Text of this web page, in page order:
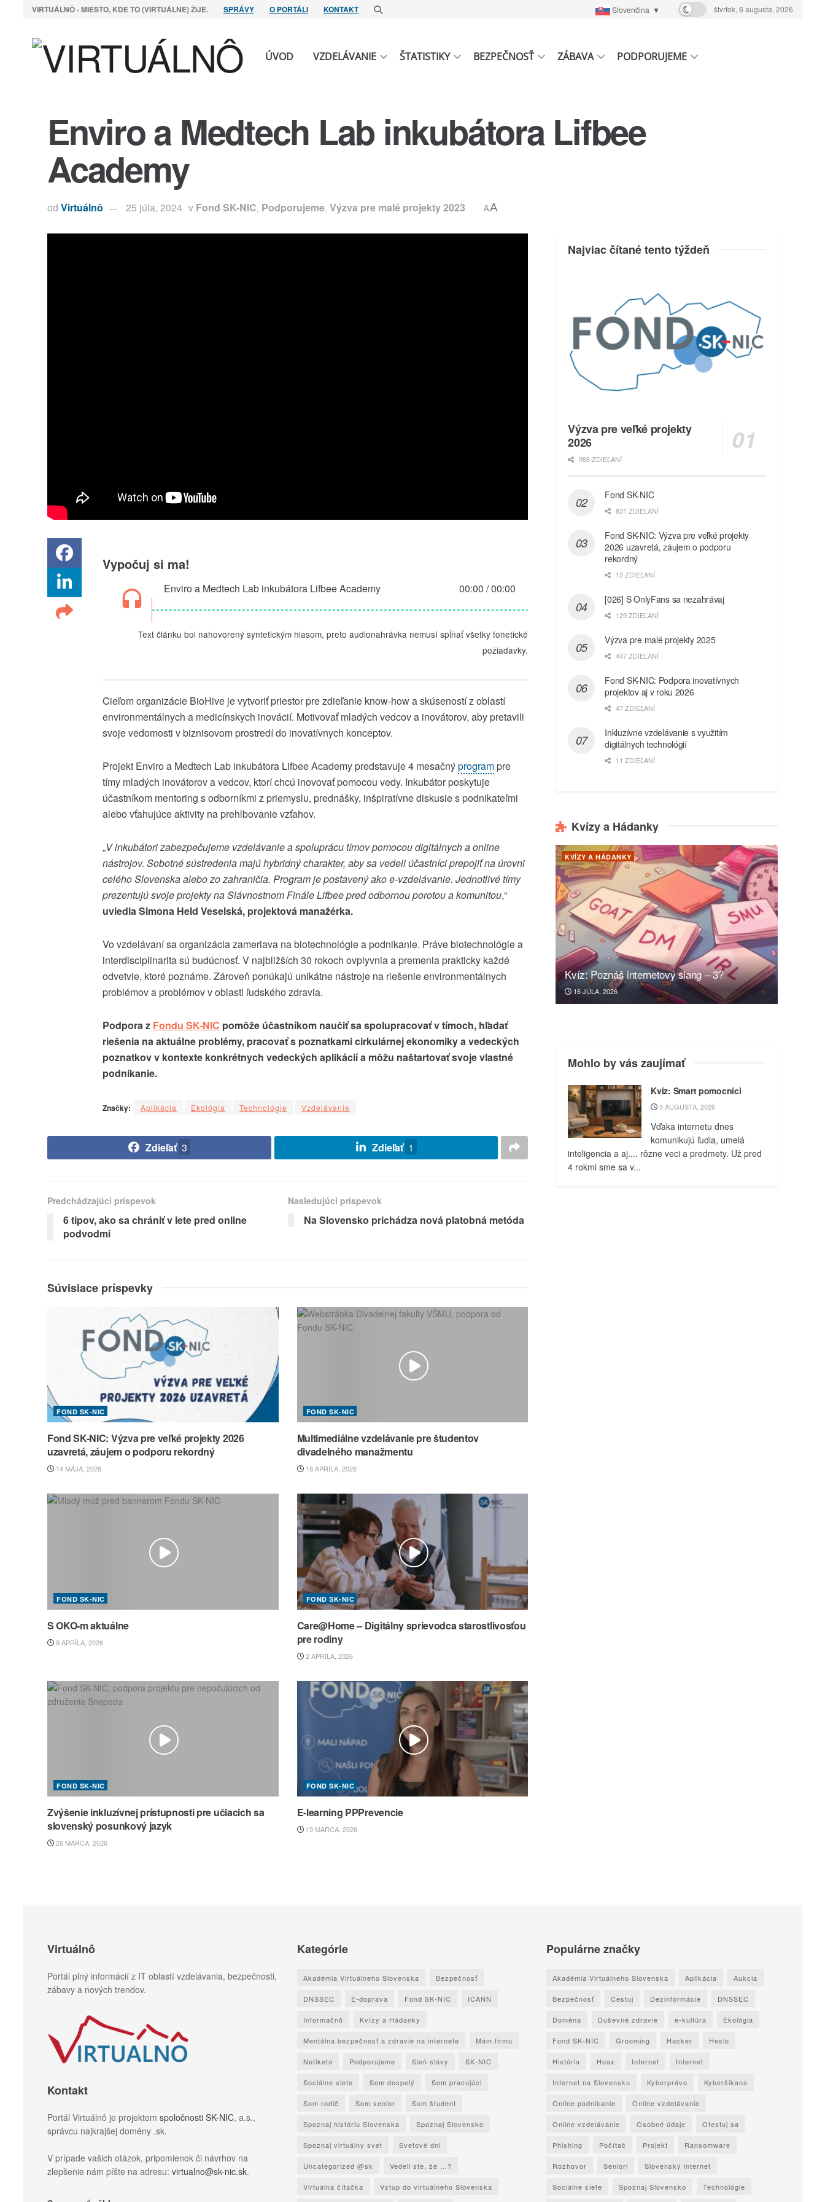
VIRTUÁLNÔ - MIESTO, KDE TO (VIRTUÁLNE) ŽIJE. SPRÁVY O PORTÁLI KONTAKT Slovenčina ▼ štvrtok, 6 augusta, 2026
ÚVOD VZDELÁVANIE ŠTATISTIKY BEZPEČNOSŤ ZÁBAVA PODPORUJEME
Enviro a Medtech Lab inkubátora Lifbee
Academy
od Virtuálnô 25 júla, 2024 v Fond SK-NIC, Podporujeme, Výzva pre malé projekty 2023 AA
Vypočuj si ma!
Enviro a Medtech Lab inkubátora Lifbee Academy 00:00 /00:00
Text článku bol nahovorený syntetickým hlasom, preto audionahrávka nemusí spĺňať všetky fonetické
požiadavky.
Cieľom organizácie BioHive je vytvoriť priestor pre zdieľanie know-how a skúseností z oblastí
environmentálnych a medicínskych inovácií. Motivovať mladých vedcov a inovátorov, aby pretavili
svoje vedomosti v biznisovom prostredí do inovatívnych konceptov.
Projekt Enviro a Medtech Lab inkubátora Lifbee Academy predstavuje 4 mesačnýprogrampre
tímy mladých inovátorov a vedcov, ktorí chcú inovovať pomocou vedy. Inkubátor poskytuje
účastníkom mentoring s odborníkmi z priemyslu, prednášky, inšpiratívne diskusie s podnikateľmi
alebo vťahujúce aktivity na prehlbovanie vzťahov.
„V inkubátori zabezpečujeme vzdelávanie a spoluprácu tímov pomocou digitálnych a online
nástrojov. Sobotné sústredenia majú hybridný charakter, aby sa vedeli účastníci prepojiť na úrovni
celého Slovenska alebo zo zahraničia. Program je postavený ako e-vzdelávanie. Jednotlivé tímy
prezentujú svoje projekty na Slávnostnom Finále Lifbee pred odbornou porotou a komunitou,“
uviedla Simona Held Veselská, projektová manažérka.
Vo vzdelávaní sa organizácia zameriava na biotechnológie a podnikanie. Práve biotechnológie a
interdisciplinarita sú budúcnosť. V najbližších 30 rokoch ovplyvnia a premenia prakticky každé
odvetvie, ktoré poznáme. Zároveň ponúkajú unikátne nástroje na riešenie environmentálnych
problémov a problémov v oblasti ľudského zdravia.
Podpora z Fondu SK-NIC pomôže účastníkom naučiť sa spolupracovať v tímoch, hľadať
riešenia na aktuálne problémy, pracovať s poznatkami cirkulárnej ekonomiky a vedeckých
poznatkov v kontexte konkrétnych vedeckých aplikácií a môžu naštartovať svoje vlastné
podnikanie.
Značky: Aplikácia Ekológia Technológie Vzdelávanie
Zdieľať 3 Zdieľať 1
Predchádzajúci príspevok
6 tipov, ako sa chrániť v lete pred online
podvodmi
Nasledujúci príspevok
Na Slovensko prichádza nová platobná metóda
Súvisiace príspevky
FOND SK-NIC
Fond SK-NIC: Výzva pre veľké projekty 2026
uzavretá, záujem o podporu rekordný
14 MÁJA, 2026
FOND SK-NIC
Multimediálne vzdelávanie pre študentov
divadelného manažmentu
16 APRÍLA, 2026
FOND SK-NIC
S OKO-m aktuálne
9 APRÍLA, 2026
FOND SK-NIC
Care@Home – Digitálny sprievodca starostlivosťou
pre rodiny
2 APRÍLA, 2026
FOND SK-NIC
Zvýšenie inkluzívnej prístupnosti pre učiacich sa
slovenský posunkový jazyk
26 MARCA, 2026
FOND SK-NIC
E-learning PPPrevencie
19 MARCA, 2026
Najviac čítané tento týždeň
Výzva pre veľké projekty
2026
988 ZDIEĽANÍ
Fond SK-NIC
831 ZDIEĽANÍ
Fond SK-NIC: Výzva pre veľké projekty
2026 uzavretá, záujem o podporu
rekordný
15 ZDIEĽANÍ
[026] S OnlyFans sa nezahrávaj
129 ZDIEĽANÍ
Výzva pre malé projekty 2025
447 ZDIEĽANÍ
Fond SK-NIC: Podpora inovatívnych
projektov aj v roku 2026
47 ZDIEĽANÍ
Inkluzívne vzdelávanie s využitím
digitálnych technológií
11 ZDIEĽANÍ
Kvízy a Hádanky
KVÍZY A HÁDANKY
Kvíz: Poznáš internetový slang – 3?
16 JÚLA, 2026
Mohlo by vás zaujímať
Kvíz: Smart pomocníci
5 AUGUSTA, 2026
Vďaka internetu dnes
komunikujú ľudia, umelá
inteligencia a aj.... rôzne veci a predmety. Už pred
4 rokmi sme sa v...
Virtuálnô
Portál plný informácií z IT oblastí vzdelávania, bezpečnosti,
zábavy a nových trendov.
Kontakt
Portál Virtuálnô je projektom spoločnosti SK-NIC, a.s.,
správcu najkrajšej domény .sk.
V prípade vašich otázok, pripomienok či návrhov na
zlepšenie nám píšte na adresu: virtualno@sk-nic.sk.
Kategórie
Akadémia Virtuálneho Slovenska Bezpečnosť
DNSSEC E-doprava Fond SK-NIC ICANN
Informačnô Kvízy a Hádanky
Mentálna bezpečnosť a zdravie na internete Mám firmu
Netiketa Podporujeme Sieň slávy SK-NIC
Sociálne siete Som dospelý Som pracujúci
Som rodič Som senior Som študent
Spoznaj históriu Slovenska Spoznaj Slovensko
Spoznaj virtuálny svet Svetové dni
Uncategorized @sk Vedeli ste, že ...?
Virtuálna čítačka Vstup do virtuálneho Slovenska
Populárne značky
Akadémia Virtuálneho Slovenska Aplikácia Aukcia
Bezpečnosť Cestuj Dezinformácie DNSSEC
Doména Duševné zdravie e-kultúra Ekológia
Fond SK-NIC Grooming Hacker Heslo
História Hoax Internet Internet
Internet na Slovensku Kyberprávo Kyberšikana
Online podnikanie Online vzdelávanie
Online vzdelávanie Osobné údaje Otestuj sa
Phishing Počítač Projekt Ransomware
Rozhovor Seniori Slovenský internet
Sociálne siete Spoznaj Slovensko Technológie